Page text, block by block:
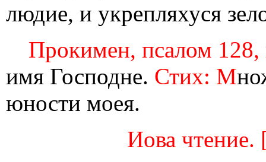
людие, и укрепляхуся
Прокимен, псалом 128,
имя Господне. Стих: М
юности моея.
Иова чтение.